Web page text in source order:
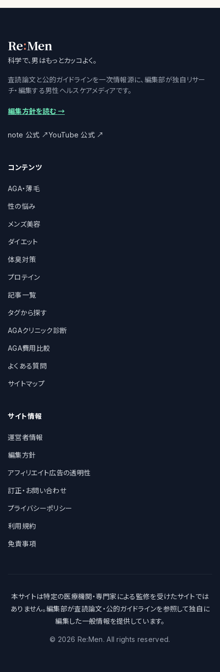
Re:Men
科学で、男はもっとカッコよく。
査読論文と公的ガイドラインを一次情報源に、編集部が独自リサー
チ・編集する男性ヘルスケアメディアです。
編集方針を読む →
note 公式 ↗YouTube 公式 ↗
コンテンツ
AGA・薄毛
性の悩み
メンズ美容
ダイエット
体臭対策
プロテイン
記事一覧
タグから探す
AGAクリニック診断
AGA費用比較
よくある質問
サイトマップ
サイト情報
運営者情報
編集方針
アフィリエイト広告の透明性
訂正・お問い合わせ
プライバシーポリシー
利用規約
免責事項
本サイトは特定の医療機関・専門家による監修を受けたサイトでは
ありません。編集部が査読論文・公的ガイドラインを参照して独自に
編集した一般情報を提供しています。
© 2026 Re:Men. All rights reserved.